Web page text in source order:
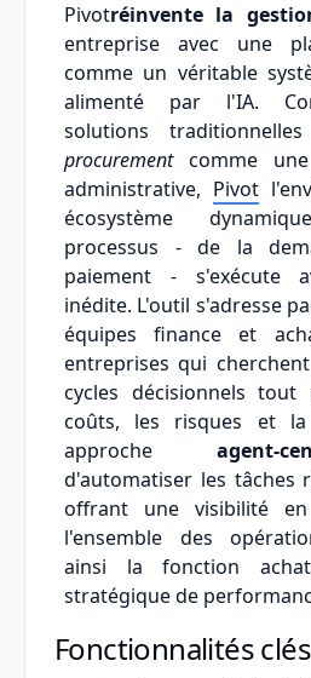
Pivotréinvente la
entreprise avec une
comme un véritable
alimenté par l'IA.
solutions
procurementcomme une
administrative, Pivot
écosystème
processus - de la
paiement - s'exécute
inédite. L'outil s'adresse
équipes finance et
entreprises qui
cycles décisionnels
coûts, les risques et la
approche agent-
d'automatiser les tâches
offrant une visibilité
l'ensemble des
ainsi la fonction
stratégique de
Fonctionnalités clés